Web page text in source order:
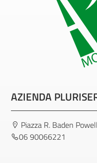
AZIENDA
Piazza R. Baden
06 90066221